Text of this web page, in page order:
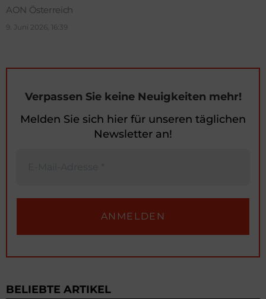
AON Österreich
9. Juni 2026, 16:39
Verpassen Sie keine Neuigkeiten mehr!
Melden Sie sich hier für unseren täglichen
Newsletter an!
BELIEBTE ARTIKEL